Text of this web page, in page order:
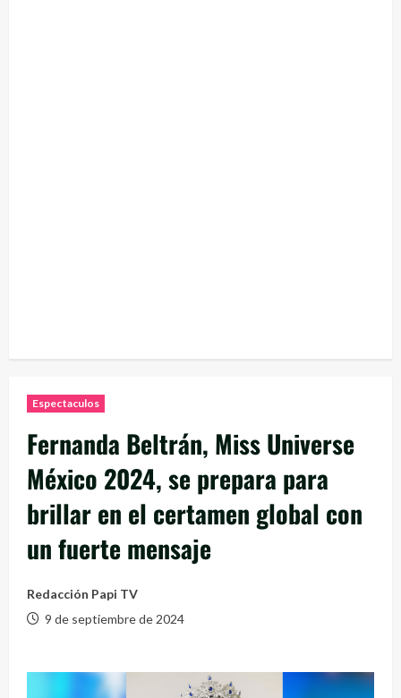
Espectaculos
Fernanda Beltrán, Miss Universe
México 2024, se prepara para
brillar en el certamen global con
un fuerte mensaje
Redacción Papi TV
9 de septiembre de 2024